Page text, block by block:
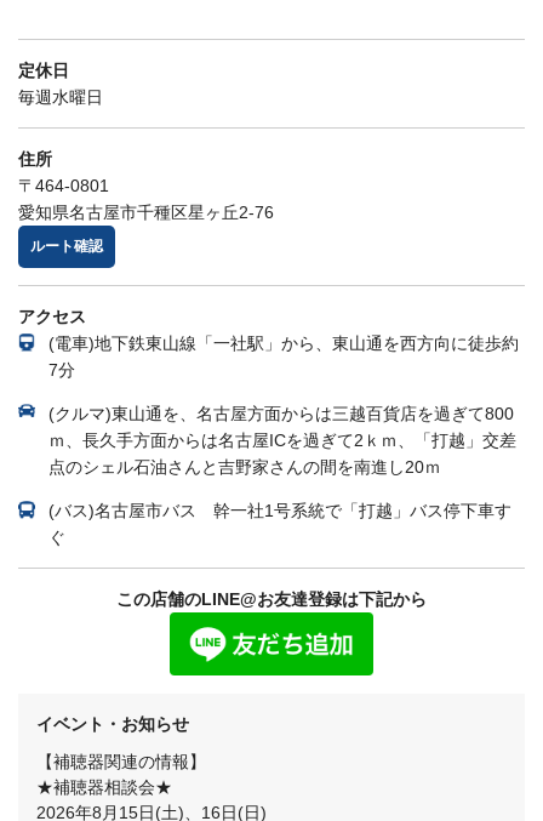
定休日
毎週水曜日
住所
〒464-0801
愛知県名古屋市千種区星ヶ丘2-76
ルート確認
アクセス
(電車)地下鉄東山線「一社駅」から、東山通を西方向に徒歩約
7分
(クルマ)東山通を、名古屋方面からは三越百貨店を過ぎて800
ｍ、長久手方面からは名古屋ICを過ぎて2ｋｍ、「打越」交差
点のシェル石油さんと吉野家さんの間を南進し20ｍ
(バス)名古屋市バス 幹一社1号系統で「打越」バス停下車す
ぐ
この店舗のLINE@お友達登録は下記から
イベント・お知らせ
【補聴器関連の情報】
★補聴器相談会★
2026年8月15日(土)、16日(日)